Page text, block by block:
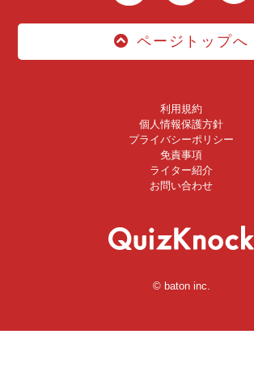
ページトップへ
利用規約
個人情報保護方針
プライバシーポリシー
免責事項
ライター紹介
お問い合わせ
© baton inc.